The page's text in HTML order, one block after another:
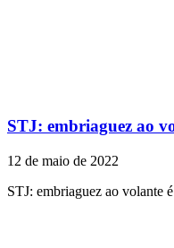
STJ: embriaguez ao
12 de maio de 2022
STJ: embriaguez ao volante